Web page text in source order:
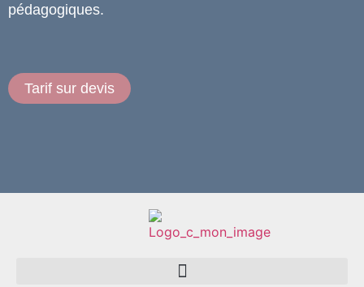
pédagogiques.
Tarif sur devis